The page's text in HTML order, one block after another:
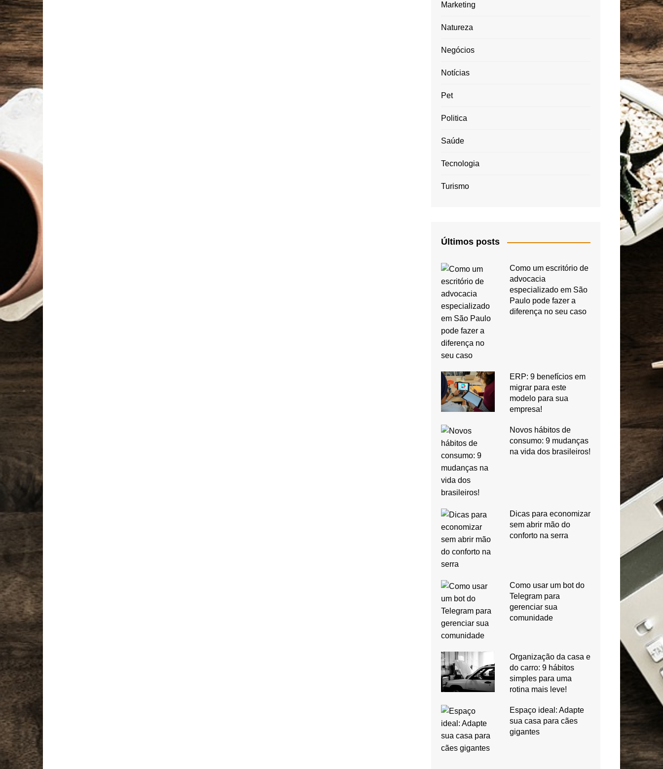
Marketing
Natureza
Negócios
Notícias
Pet
Politica
Saúde
Tecnologia
Turismo
Últimos posts
Como um escritório de
advocacia
especializado em São
Paulo pode fazer a
diferença no seu caso
ERP: 9 benefícios em
migrar para este
modelo para sua
empresa!
Novos hábitos de
consumo: 9 mudanças
na vida dos brasileiros!
Dicas para economizar
sem abrir mão do
conforto na serra
Como usar um bot do
Telegram para
gerenciar sua
comunidade
Organização da casa e
do carro: 9 hábitos
simples para uma
rotina mais leve!
Espaço ideal: Adapte
sua casa para cães
gigantes